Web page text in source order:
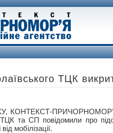
ТЦК
КОНТЕКСТ-
та СП повідомили про
мобілізації.